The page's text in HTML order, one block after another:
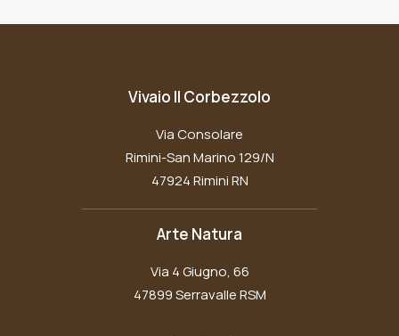
Vivaio Il Corbezzolo
Via Consolare
Rimini-San Marino 129/N
47924 Rimini RN
Arte Natura
Via 4 Giugno, 66
47899 Serravalle RSM